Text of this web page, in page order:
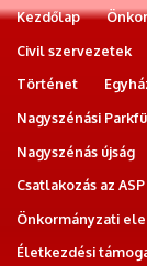
Kezdőlap
Civil szervezetek
Történet
Nagyszénási
Nagyszénás újság
Csatlakozás az
Önkormányzati
Életkezdési